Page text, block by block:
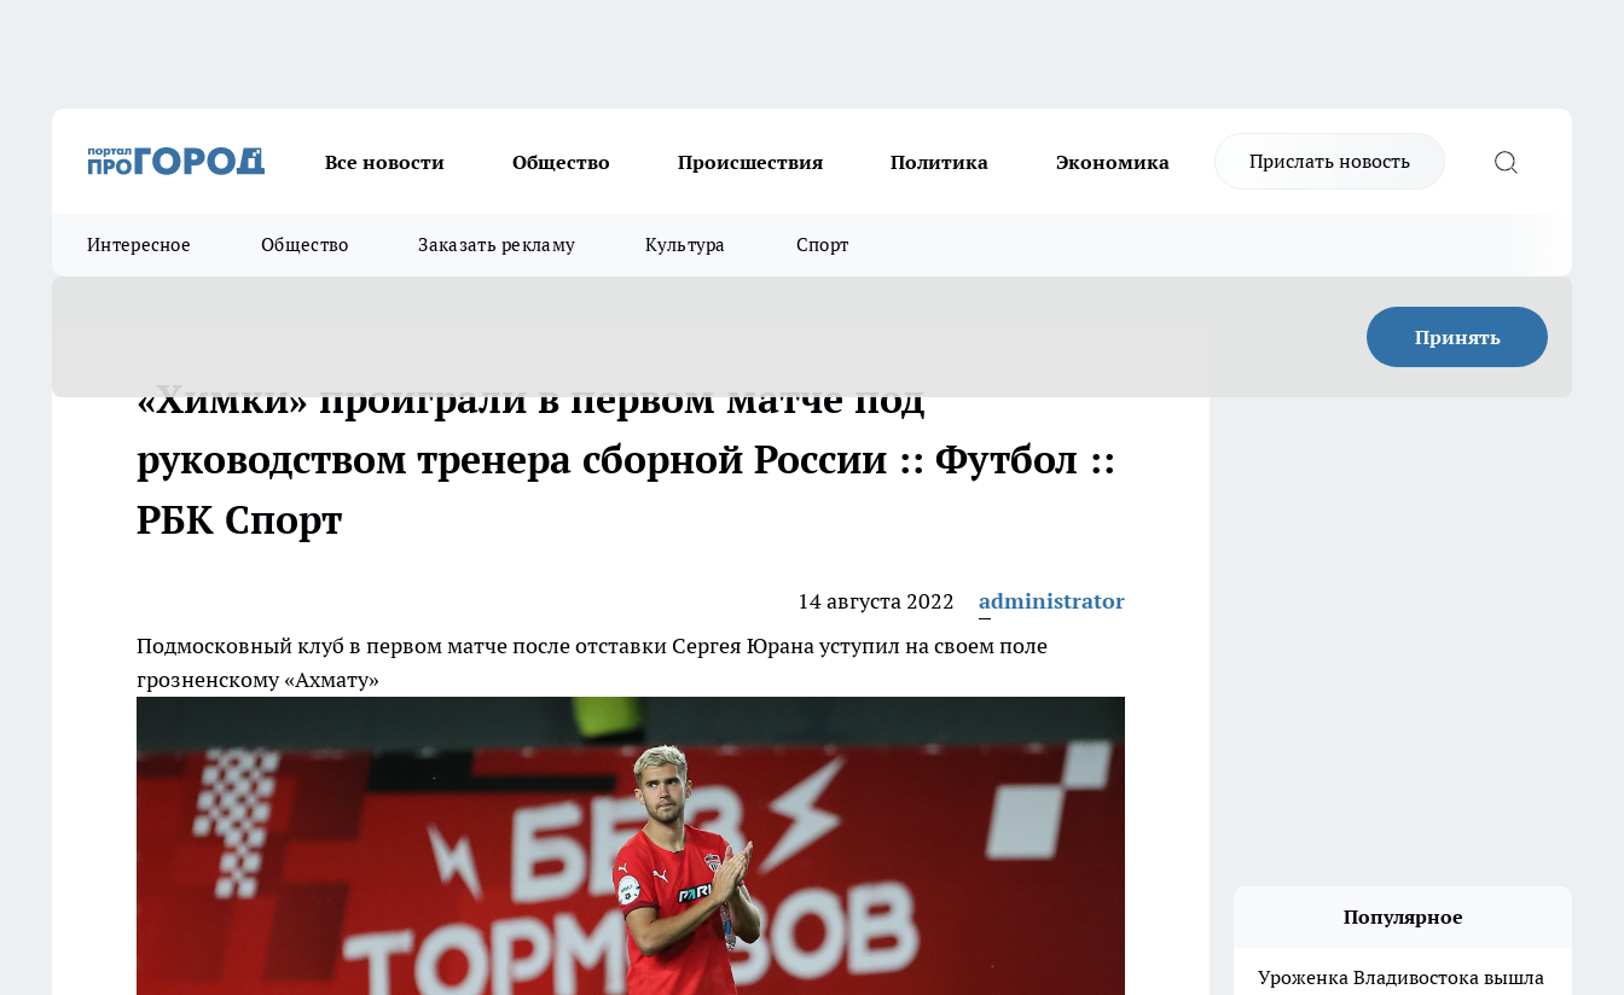
Все новости Общество Происшествия Политика Экономика Прислать новость
Интересное Общество Заказать рекламу Культура Спорт
Принять
«Химки» проиграли в первом матче под
руководством тренера сборной России :: Футбол ::
РБК Спорт
14 августа 2022
administrator
Подмосковный клуб в первом матче после отставки Сергея Юрана уступил на своем поле
грозненскому «Ахмату»
Популярное
Уроженка Владивостока вышла